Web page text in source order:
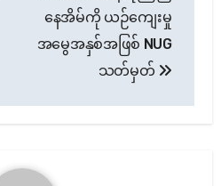
နေအိမ်ကို ယဉ်ကျေးမှု
အမွေအနှစ်အဖြစ် NUG
သတ်မှတ်